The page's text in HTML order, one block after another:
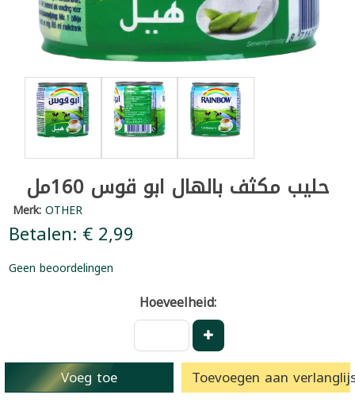
حليب مكثف بالهال ابو قوس 160مل
Merk:OTHER
Betalen: € 2,99
Geen beoordelingen
Hoeveelheid:
Voeg toe Toevoegen aan